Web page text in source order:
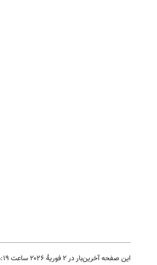
این صفحه آخرین‌بار در ‏۲ فوریهٔ ۲۰۲۶ ساعت ‏۰۵:۱۹ ویرایش شده است.